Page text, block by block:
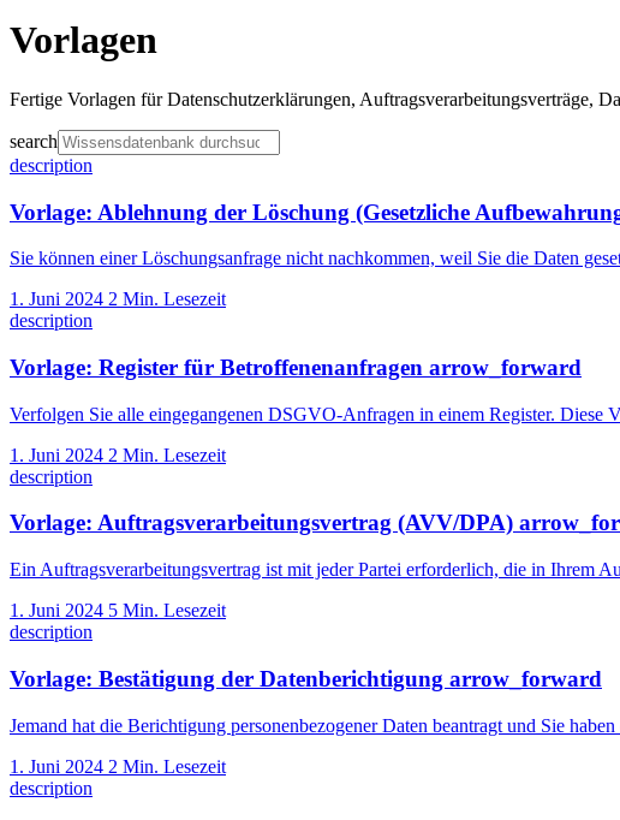
Vorlagen
Fertige Vorlagen für Datenschutzerklärungen, Auftragsverarbeitungsverträge,
search
description
Vorlage: Ablehnung der Löschung (Gesetzliche
Sie können einer Löschungsanfrage nicht nachkommen, weil Sie die Daten
1. Juni 2024 2 Min. Lesezeit
description
Vorlage: Register für Betroffenenanfragen arrow_forward
Verfolgen Sie alle eingegangenen DSGVO-Anfragen in einem Register. Diese
1. Juni 2024 2 Min. Lesezeit
description
Vorlage: Auftragsverarbeitungsvertrag (AVV/DPA)
Ein Auftragsverarbeitungsvertrag ist mit jeder Partei erforderlich, die in Ihrem
1. Juni 2024 5 Min. Lesezeit
description
Vorlage: Bestätigung der Datenberichtigung arrow_forward
Jemand hat die Berichtigung personenbezogener Daten beantragt und Sie
1. Juni 2024 2 Min. Lesezeit
description